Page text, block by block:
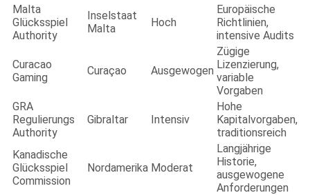
Malta
Glücksspiel
Authority
Inselstaat
Malta
Hoch
Europäische
Richtlinien,
intensive Audits
Curacao
Gaming
Curaçao Ausgewogen
Zügige
Lizenzierung,
variable
Vorgaben
GRA
Regulierungs
Authority
Gibraltar Intensiv
Hohe
Kapitalvorgaben,
traditionsreich
Kanadische
Glücksspiel
Commission
Nordamerika Moderat
Langjährige
Historie,
ausgewogene
Anforderungen